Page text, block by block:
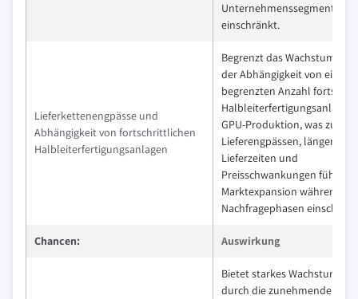
Unternehmenssegmente
einschränkt.
Lieferkettenengpässe und
Abhängigkeit von fortschrittlichen
Halbleiterfertigungsanlagen
Begrenzt das Wachstum
der Abhängigkeit von einer
begrenzten Anzahl
Halbleiterfertigungsanlagen
GPU-Produktion, was zu
Lieferengpässen, längeren
Lieferzeiten und
Preisschwankungen führt,
Marktexpansion während
Nachfragephasen
Chancen: Auswirkung
Bietet starkes
durch die zunehmende